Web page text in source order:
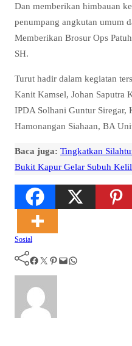
Dan memberikan himbauan
penumpang angkutan umum
Memberikan Brosur Ops
SH.
Turut hadir dalam kegiatan
Kanit Kamsel, Johan Saputra
IPDA Solhani Guntur Siregar,
Hamonangan Siahaan, BA
Baca juga: Tingkatkan
Bukit Kapur Gelar Subuh
Sosial
Facebook Twitter Pinterest Mail WhatsApp